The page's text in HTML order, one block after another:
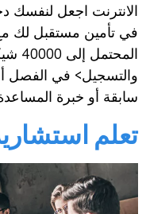
الانترنت اجعل لنفسك
في تأمين مستقبل لك مع
والتسجيل> في الفصل
سابقة أو خبرة
تعلم